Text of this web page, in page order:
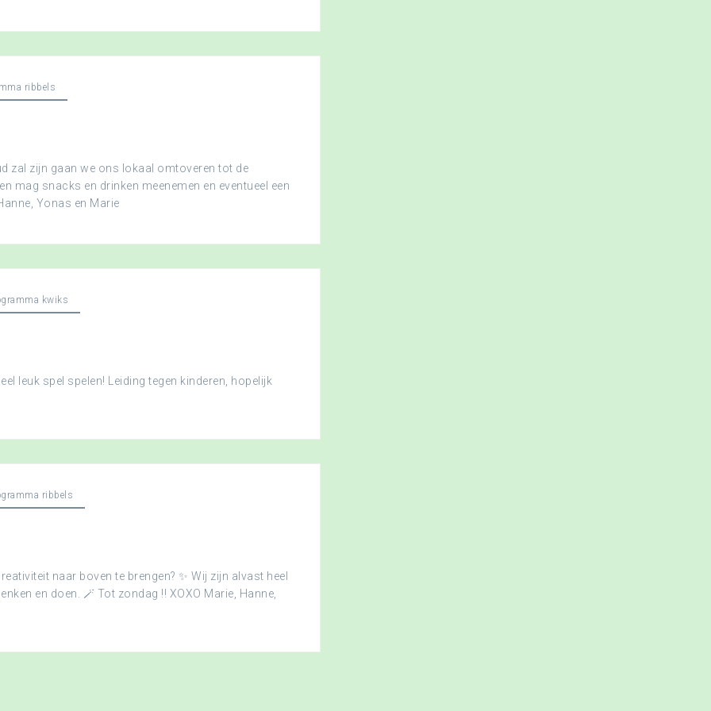
ribbels
zal zijn gaan we ons lokaal omtoveren tot de
mag snacks en drinken meenemen en eventueel een
Yonas en Marie
kwiks
leuk spel spelen! Leiding tegen kinderen, hopelijk
ribbels
naar boven te brengen? ✨ Wij zijn alvast heel
en doen. 🪄 Tot zondag !! XOXO Marie, Hanne,